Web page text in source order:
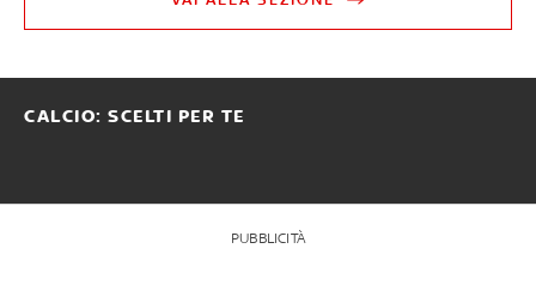
CALCIO: SCELTI PER TE
PUBBLICITÀ